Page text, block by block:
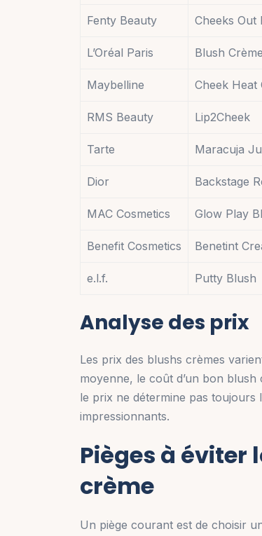
Fenty Beauty Cheeks Out
L’Oréal Paris Blush
Maybelline Cheek Heat
RMS Beauty Lip2Cheek
Tarte Maracuja
Dior Backstage
MAC Cosmetics Glow Play
Benefit Cosmetics Benetint
e.l.f. Putty Blush
Analyse des prix
Les prix des blushs crèmes
moyenne, le coût d’un bon blush
le prix ne détermine pas toujours
impressionnants.
Pièges à éviter
crème
Un piège courant est de choisir